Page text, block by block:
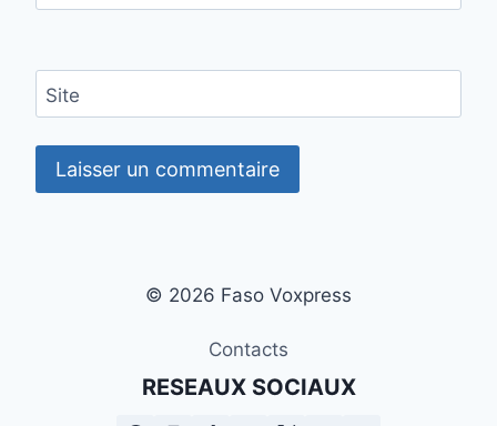
Site
© 2026 Faso Voxpress
Contacts
RESEAUX SOCIAUX